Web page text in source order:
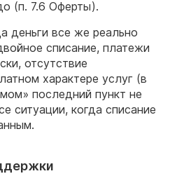
(п. 7.6 Оферты).
деньги все же реально
списание, платежи
отсутствие
характере услуг (в
последний пункт не
ситуации, когда списание